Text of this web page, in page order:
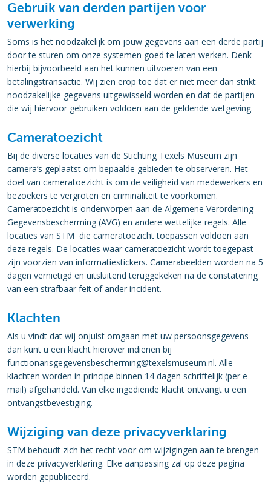
Gebruik van derden partijen voor
verwerking
Soms is het noodzakelijk om jouw gegevens aan een derde partij
door te sturen om onze systemen goed te laten werken. Denk
hierbij bijvoorbeeld aan het kunnen uitvoeren van een
betalingstransactie. Wij zien erop toe dat er niet meer dan strikt
noodzakelijke gegevens uitgewisseld worden en dat de partijen
die wij hiervoor gebruiken voldoen aan de geldende wetgeving.
Cameratoezicht
Bij de diverse locaties van de Stichting Texels Museum zijn
camera’s geplaatst om bepaalde gebieden te observeren. Het
doel van cameratoezicht is om de veiligheid van medewerkers en
bezoekers te vergroten en criminaliteit te voorkomen.
Cameratoezicht is onderworpen aan de Algemene Verordening
Gegevensbescherming (AVG) en andere wettelijke regels. Alle
locaties van STM die cameratoezicht toepassen voldoen aan
deze regels. De locaties waar cameratoezicht wordt toegepast
zijn voorzien van informatiestickers. Camerabeelden worden na 5
dagen vernietigd en uitsluitend teruggekeken na de constatering
van een strafbaar feit of ander incident.
Klachten
Als u vindt dat wij onjuist omgaan met uw persoonsgegevens
dan kunt u een klacht hierover indienen bij
functionarisgegevensbescherming@texelsmuseum.nl. Alle
klachten worden in principe binnen 14 dagen schriftelijk (per e-
mail) afgehandeld. Van elke ingediende klacht ontvangt u een
ontvangstbevestiging.
Wijziging van deze privacyverklaring
STM behoudt zich het recht voor om wijzigingen aan te brengen
in deze privacyverklaring. Elke aanpassing zal op deze pagina
worden gepubliceerd.